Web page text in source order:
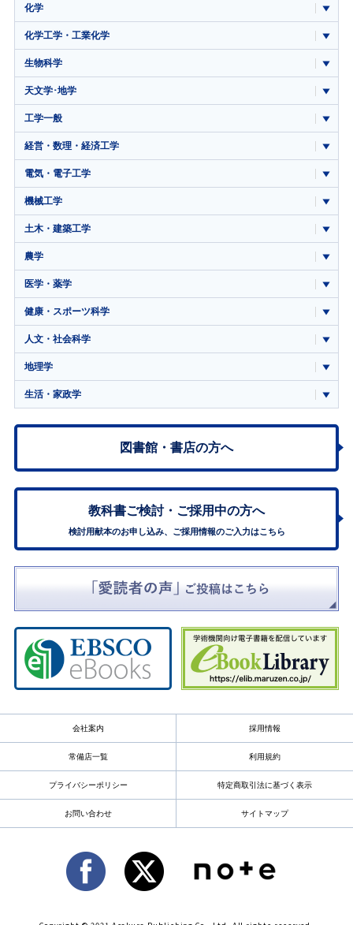
化学
化学工学・工業化学
生物科学
天文学･地学
工学一般
経営・数理・経済工学
電気・電子工学
機械工学
土木・建築工学
農学
医学・薬学
健康・スポーツ科学
人文・社会科学
地理学
生活・家政学
図書館・書店の方へ
教科書ご検討・ ご採用中の方へ
検討用献本のお申し込み、ご採用情報のご入力はこちら
会社案内 採用情報
常備店一覧 利用規約
プライバシーポリシー 特定商取引法に基づく表示
お問い合わせ サイトマップ